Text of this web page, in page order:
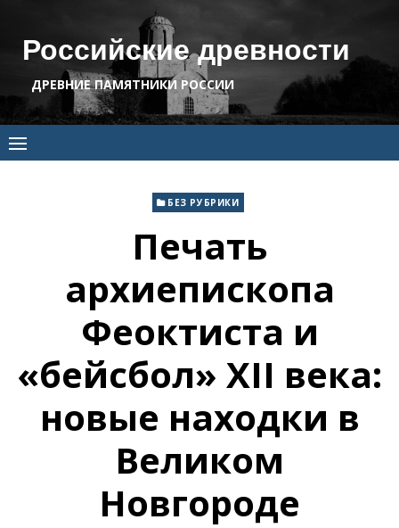
contentРоссийские древности
ДРЕВНИЕ ПАМЯТНИКИ РОССИИ
БЕЗ РУБРИКИ
Печать
архиепископа
Феоктиста и
«бейсбол» XII века:
новые находки в
Великом
Новгороде